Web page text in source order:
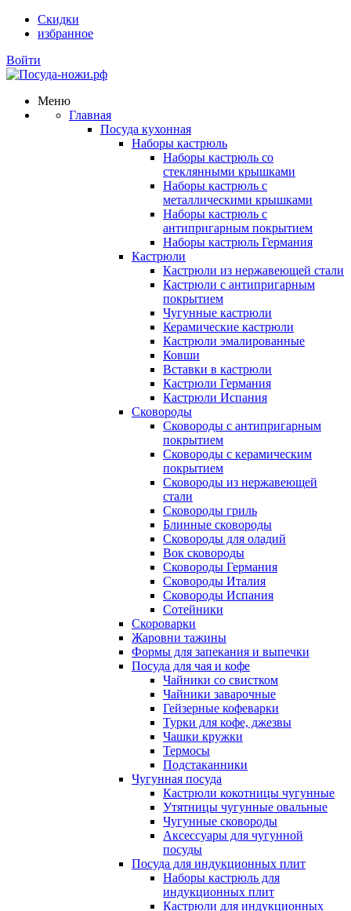
Скидки
избранное
Войти
Меню
Главная
Посуда кухонная
Наборы кастрюль
Наборы кастрюль со
стеклянными крышками
Наборы кастрюль с
металлическими крышками
Наборы кастрюль с
антипригарным покрытием
Наборы кастрюль Германия
Кастрюли
Кастрюли из нержавеющей стали
Кастрюли с антипригарным
покрытием
Чугунные кастрюли
Керамические кастрюли
Кастрюли эмалированные
Ковши
Вставки в кастрюли
Кастрюли Германия
Кастрюли Испания
Сковороды
Сковороды с антипригарным
покрытием
Сковороды с керамическим
покрытием
Сковороды из нержавеющей
стали
Сковороды гриль
Блинные сковороды
Сковороды для оладий
Вок сковороды
Сковороды Германия
Сковороды Италия
Сковороды Испания
Сотейники
Скороварки
Жаровни тажины
Формы для запекания и выпечки
Посуда для чая и кофе
Чайники со свистком
Чайники заварочные
Гейзерные кофеварки
Турки для кофе, джезвы
Чашки кружки
Термосы
Подстаканники
Чугунная посуда
Кастрюли кокотницы чугунные
Утятницы чугунные овальные
Чугунные сковороды
Аксессуары для чугунной
посуды
Посуда для индукционных плит
Наборы кастрюль для
индукционных плит
Кастрюли для индукционных